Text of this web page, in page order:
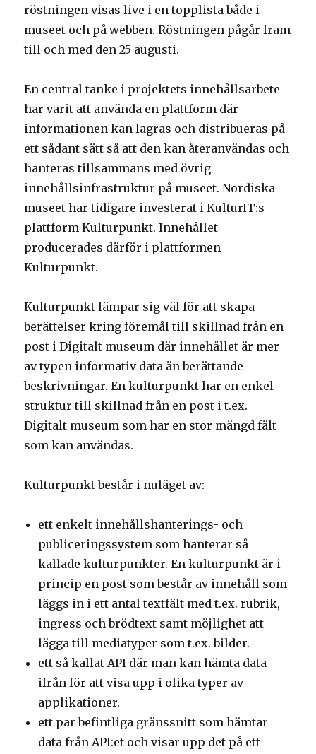
röstningen visas live i en topplista både i
museet och på webben. Röstningen pågår fram
till och med den 25 augusti.
En central tanke i projektets innehållsarbete
har varit att använda en plattform där
informationen kan lagras och distribueras på
ett sådant sätt så att den kan återanvändas och
hanteras tillsammans med övrig
innehållsinfrastruktur på museet. Nordiska
museet har tidigare investerat i KulturIT:s
plattform Kulturpunkt. Innehållet
producerades därför i plattformen
Kulturpunkt.
Kulturpunkt lämpar sig väl för att skapa
berättelser kring föremål till skillnad från en
post i Digitalt museum där innehållet är mer
av typen informativ data än berättande
beskrivningar. En kulturpunkt har en enkel
struktur till skillnad från en post i t.ex.
Digitalt museum som har en stor mängd fält
som kan användas.
Kulturpunkt består i nuläget av:
ett enkelt innehållshanterings- och
publiceringssystem som hanterar så
kallade kulturpunkter. En kulturpunkt är i
princip en post som består av innehåll som
läggs in i ett antal textfält med t.ex. rubrik,
ingress och brödtext samt möjlighet att
lägga till mediatyper som t.ex. bilder.
ett så kallat API där man kan hämta data
ifrån för att visa upp i olika typer av
applikationer.
ett par befintliga gränssnitt som hämtar
data från API:et och visar upp det på ett